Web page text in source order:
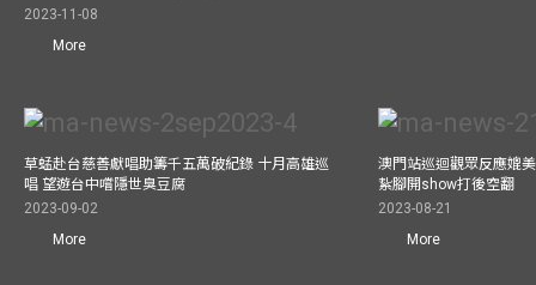
2023-11-08
More
草蜢赴台慈善獻唱助籌千五萬破紀錄 十月高雄巡
唱 望遊台中嚐隱世臭豆腐
2023-09-02
More
澳門站巡迴觀眾反應媲
紥腳開show打後空翻
2023-08-21
More